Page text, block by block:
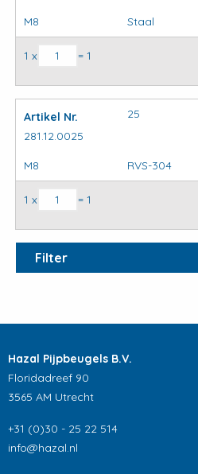
M8 Staal
Krambeugels standaard aantal
1 x = 1
Artikel Nr.
281.12.0025
25
M8 RVS-304
Krambeugels standaard aantal
1 x = 1
Filter
Hazal Pijpbeugels B.V.
Floridadreef 90
3565 AM Utrecht
+31 (0)30 - 25 22 514
info@hazal.nl